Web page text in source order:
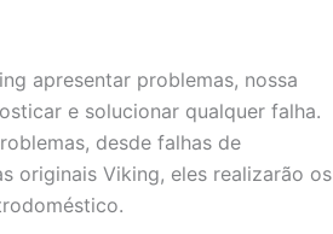
apresentar problemas, nossa
e solucionar qualquer falha.
desde falhas de
originais Viking, eles realizarão os